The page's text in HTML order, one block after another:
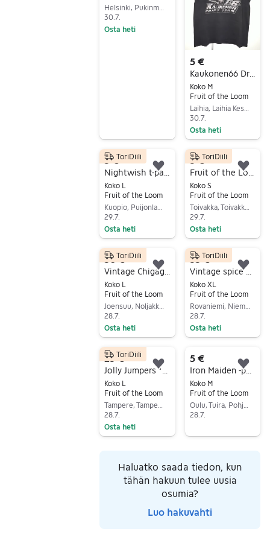
30.7.
Osta heti
5 €
Kaukonen66 DriftPanda t-paita koko M
Koko M
Fruit of the Loom
30.7.
Osta heti
5 €
Koko L
Fruit of the Loom
29.7.
Osta heti
ToriDiili
Lisää suosikiksi.
3 €
Koko S
Fruit of the Loom
Toivakka, Toivakka Keskus, Keski-Suomi
29.7.
Osta heti
ToriDiili
50 €
Koko L
Fruit of the Loom
28.7.
Osta heti
ToriDiili
Lisää suosikiksi.
35 €
Vintage spice girls t-paita
Koko XL
Fruit of the Loom
Rovaniemi, Niemelänkangas-Korvanniemi, Lappi
28.7.
Osta heti
ToriDiili
25 €
Koko L
Fruit of the Loom
28.7.
Osta heti
ToriDiili
Lisää suosikiksi.
5 €
Iron Maiden -paita
Koko M
Fruit of the Loom
28.7.
Haluatko saada tiedon, kun
tähän hakuun tulee uusia
osumia?
Luo hakuvahti